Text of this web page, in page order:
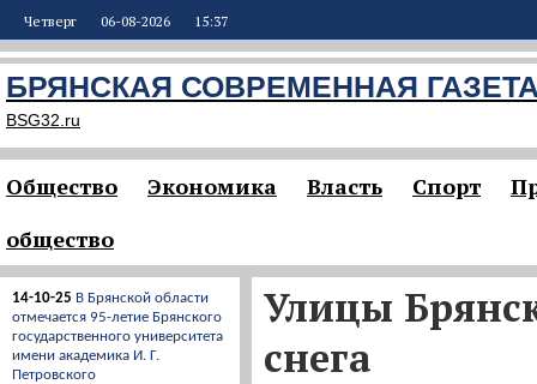
Четверг 06-08-2026 15:37
БРЯНСКАЯ СОВРЕМЕННАЯ
BSG32.ru
Общество Экономика Власть Спорт
общество
14-10-25 В Брянской области
отмечается 95-летие Брянского
государственного университета
имени академика И. Г.
Петровского
Улицы
снега